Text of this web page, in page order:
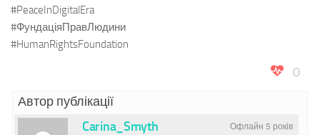
#PeaceInDigitalEra
#ФундаціяПравЛюдини
#HumanRightsFoundation
0
Автор публікації
Офлайн 5 років
Carina_Smyth